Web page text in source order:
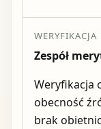
Zespół
Weryfikacja
obecność
brak